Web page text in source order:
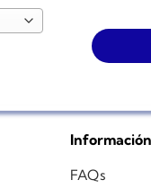
FAQs